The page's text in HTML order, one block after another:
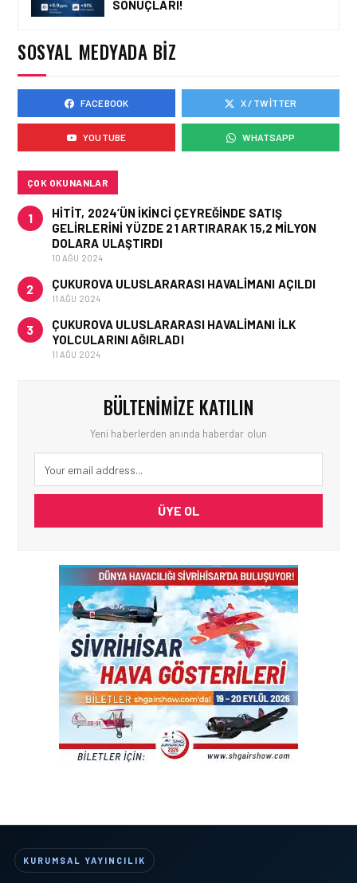
AVRUPA KOMISYONU AB
GÜNCEL HABERLER • 02 HAZ 2026
EUROCONTROL AVRUPA
HAVACILIK GÖRÜNÜMÜ
RAPORU, 18-24 MAYIS
SONUÇLARI!
SOSYAL MEDYADA BIZ
FACEBOOK X / TWITTER
YOUTUBE WHATSAPP
ÇOK OKUNANLAR
1
HITIT, 2024’ÜN IKINCI ÇEYREĞINDE SATIŞ
GELIRLERINI YÜZDE 21 ARTIRARAK 15,2 MILYON
DOLARA ULAŞTIRDI
10 AĞU 2024
2 ÇUKUROVA ULUSLARARASI HAVALIMANI AÇILDI
11 AĞU 2024
3
ÇUKUROVA ULUSLARARASI HAVALIMANI İLK
YOLCULARINI AĞIRLADI
11 AĞU 2024
BÜLTENIMIZE KATILIN
Yeni haberlerden anında haberdar olun
ÜYE OL
KURUMSAL YAYINCILIK